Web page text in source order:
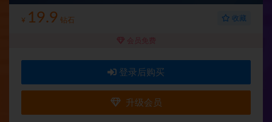
¥ 19.9 钻石 收藏
会员免费
登录后购买
升级会员